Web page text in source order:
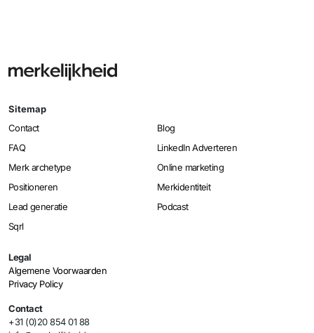
Sitemap
Contact
Blog
FAQ
LinkedIn Adverteren
Merk archetype
Online marketing
Positioneren
Merkidentiteit
Lead generatie
Podcast
Sqrl
Legal
Algemene Voorwaarden
Privacy Policy
Contact
+31 (0)20 854 01 88